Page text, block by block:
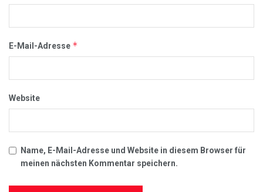
E-Mail-Adresse *
Website
Name, E-Mail-Adresse und Website in diesem Browser für
meinen nächsten Kommentar speichern.